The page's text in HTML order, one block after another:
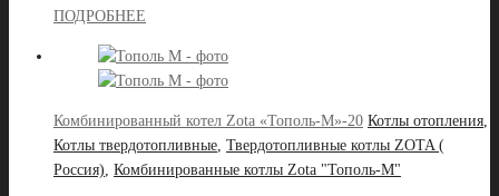
ПОДРОБНЕЕ
Комбинированный котел Zota «Тополь-М»-20 Котлы отопления,
Котлы твердотопливные, Твердотопливные котлы ZOTA (
Россия), Комбинированные котлы Zota "Тополь-М"